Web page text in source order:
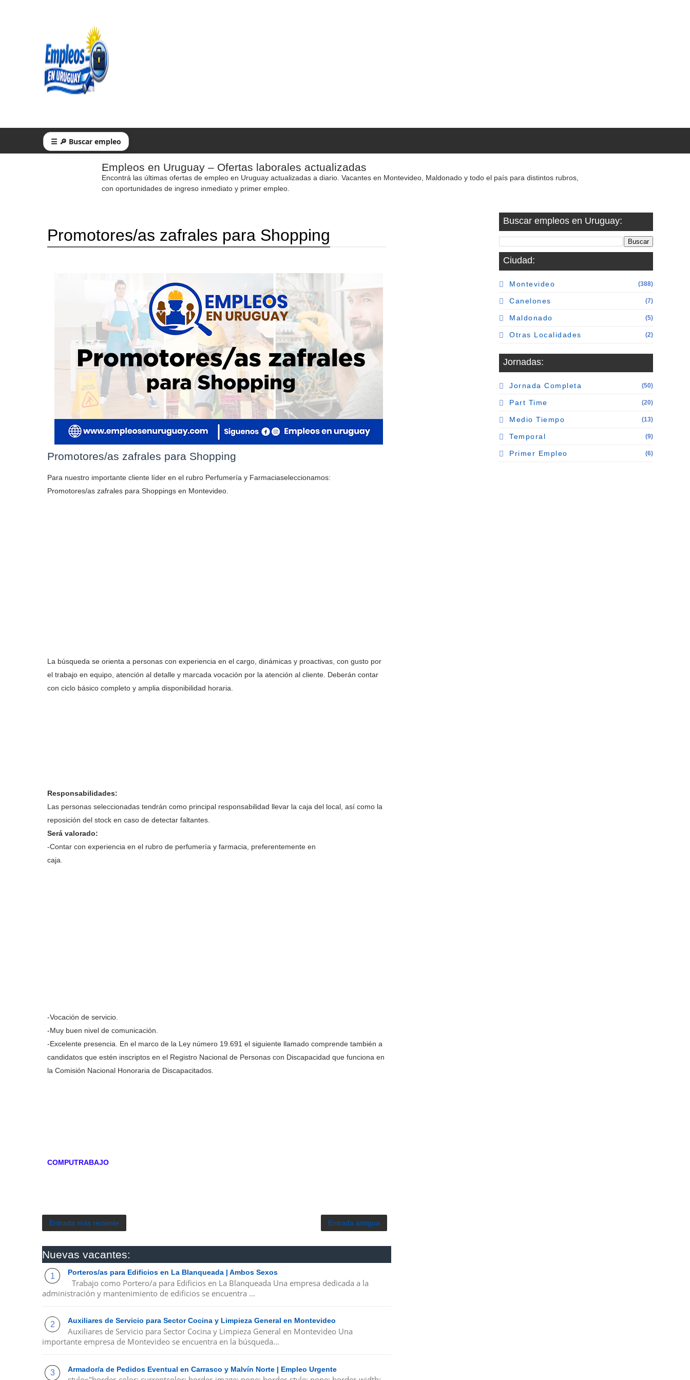
☰ 🔎 Buscar empleo
Empleos en Uruguay – Ofertas laborales actualizadas
Encontrá las últimas ofertas de empleo en Uruguay actualizadas a diario. Vacantes en Montevideo, Maldonado y todo el país para distintos rubros,
con oportunidades de ingreso inmediato y primer empleo.
Promotores/as zafrales para Shopping
Promotores/as zafrales para Shopping
Para nuestro importante cliente líder en el rubro Perfumería y Farmaciaseleccionamos:
Promotores/as zafrales para Shoppings en Montevideo.
La búsqueda se orienta a personas con experiencia en el cargo, dinámicas y proactivas, con gusto por
el trabajo en equipo, atención al detalle y marcada vocación por la atención al cliente. Deberán contar
con ciclo básico completo y amplia disponibilidad horaria.
Responsabilidades:
Las personas seleccionadas tendrán como principal responsabilidad llevar la caja del local, así como la
reposición del stock en caso de detectar faltantes.
Será valorado:
-Contar con experiencia en el rubro de perfumería y farmacia, preferentemente en
caja.
-Vocación de servicio.
-Muy buen nivel de comunicación.
-Excelente presencia. En el marco de la Ley número 19.691 el siguiente llamado comprende también a
candidatos que estén inscriptos en el Registro Nacional de Personas con Discapacidad que funciona en
la Comisión Nacional Honoraria de Discapacitados.
COMPUTRABAJO
Entrada más reciente Entrada antigua
Nuevas vacantes:
Porteros/as para Edificios en La Blanqueada | Ambos Sexos
Trabajo como Portero/a para Edificios en La Blanqueada Una empresa dedicada a la
administración y mantenimiento de edificios se encuentra ...
Auxiliares de Servicio para Sector Cocina y Limpieza General en Montevideo
Auxiliares de Servicio para Sector Cocina y Limpieza General en Montevideo Una
importante empresa de Montevideo se encuentra en la búsqueda...
Armador/a de Pedidos Eventual en Carrasco y Malvín Norte | Empleo Urgente
Buscar empleos en Uruguay:
Ciudad:
Montevideo (388)
Canelones (7)
Maldonado (5)
Otras Localidades (2)
Jornadas:
Jornada Completa (50)
Part Time (20)
Medio Tiempo (13)
Temporal (9)
Primer Empleo (6)